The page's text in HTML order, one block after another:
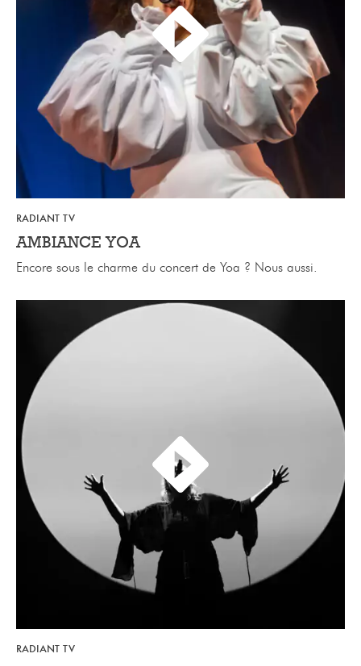
RADIANT TV
AMBIANCE YOA
Encore sous le charme du concert de Yoa ? Nous aussi.
RADIANT TV